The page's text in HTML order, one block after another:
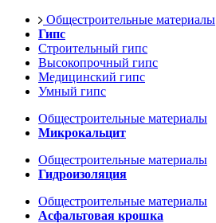
Общестроительные материалы
Гипс
Строительный гипс
Высокопрочный гипс
Медицинский гипс
Умный гипс
Общестроительные материалы
Микрокальцит
Общестроительные материалы
Гидроизоляция
Общестроительные материалы
Асфальтовая крошка